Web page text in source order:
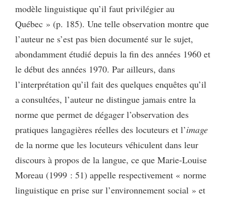
modèle linguistique qu’il faut privilégier au
Québec » (p. 185). Une telle observation montre que
l’auteur ne s’est pas bien documenté sur le sujet,
abondamment étudié depuis la fin des années 1960 et
le début des années 1970. Par ailleurs, dans
l’interprétation qu’il fait des quelques enquêtes qu’il
a consultées, l’auteur ne distingue jamais entre la
norme que permet de dégager l’observation des
pratiques langagières réelles des locuteurs et l’image
de la norme que les locuteurs véhiculent dans leur
discours à propos de la langue, ce que Marie-Louise
Moreau (1999 : 51) appelle respectivement « norme
linguistique en prise sur l’environnement social » et